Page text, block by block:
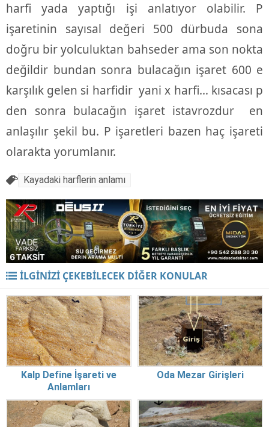
harfi yada yaptığı işi anlatıyor olabilir. P
işaretinin sayısal değeri 500 dürbuda sona
doğru bir yolculuktan bahseder ama son nokta
değildir bundan sonra bulacağın işaret 600 e
karşılık gelen si harfidir yani x harfi… kısacası p
den sonra bulacağın işaret istavrozdur en
anlaşılır şekil bu. P işaretleri bazen haç işareti
olarakta yorumlanır.
Kayadaki harflerin anlamı
İLGİNİZİ ÇEKEBİLECEK DİĞER KONULAR
Kalp Define İşareti ve
Anlamları
Oda Mezar Girişleri